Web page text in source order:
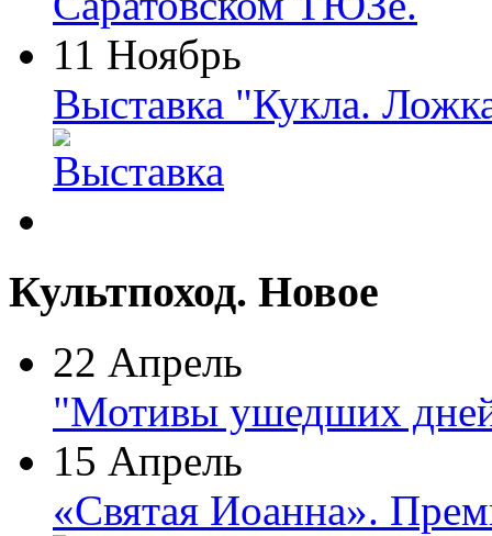
11 Ноябрь
Выставка "Кукла.
Культпоход. Новое
22 Апрель
"Мотивы ушедших
15 Апрель
«Святая Иоанна».